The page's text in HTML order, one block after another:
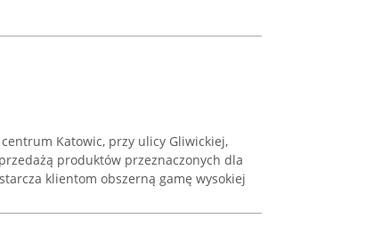
Katowic, przy ulicy Gliwickiej,
produktów przeznaczonych dla
klientom obszerną gamę wysokiej